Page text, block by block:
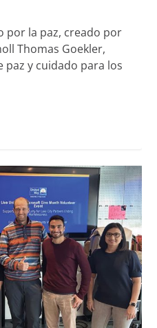
por la paz, creado por
Thomas Goekler,
paz y cuidado para los